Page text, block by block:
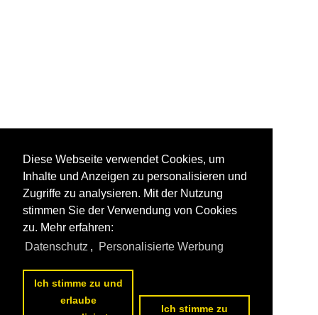
Diese Webseite verwendet Cookies, um
Inhalte und Anzeigen zu personalisieren und
Zugriffe zu analysieren. Mit der Nutzung
stimmen Sie der Verwendung von Cookies
zu. Mehr erfahren:
Datenschutz , Personalisierte Werbung
Ich stimme zu und
erlaube
Ich stimme zu